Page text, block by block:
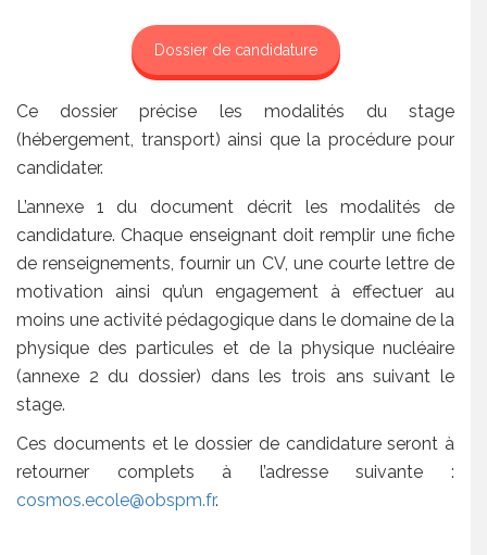
Dossier de candidature
Ce dossier précise les modalités du stage
(hébergement, transport) ainsi que la procédure pour
candidater.
L’annexe 1 du document décrit les modalités de
candidature. Chaque enseignant doit remplir une fiche
de renseignements, fournir un CV, une courte lettre de
motivation ainsi qu’un engagement à effectuer au
moins une activité pédagogique dans le domaine de la
physique des particules et de la physique nucléaire
(annexe 2 du dossier) dans les trois ans suivant le
stage.
Ces documents et le dossier de candidature seront à
retourner complets à l’adresse suivante :
cosmos.ecole@obspm.fr.